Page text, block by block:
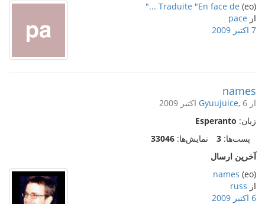
(eo)
Traduite "En face de ..."
از pace
7 اکتبر 2009
names
از Gyuujuice, 6 اکتبر 2009
زبان: Esperanto
پست‌ها: 3 نمایش‌ها: 33046
آخرین ارسال
(eo)
names
از russ
6 اکتبر 2009